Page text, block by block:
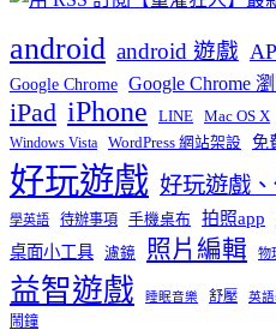
android android 遊戲
Google Chrome Google Chrome
iPad iPhone LINE Mac OS X
Windows Vista WordPress 網站架設 免
好玩遊戲 好玩遊戲
學英語 待辦事項 手機桌布 拍照app
桌面小工具 濾鏡 照片編輯 物
益智遊戲 睡眠音樂 舒壓 英
鬧鐘